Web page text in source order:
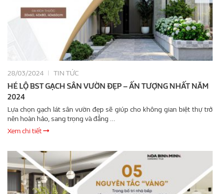
28/03/2024 TIN TỨC
HÉ LỘ BST GẠCH SÂN VƯỜN ĐẸP – ẤN TƯỢNG NHẤT NĂM
2024
Lựa chọn gạch lát sân vườn đẹp sẽ giúp cho không gian biệt thự trở
nên hoàn hảo, sang trọng và đẳng …
Xem chi tiết